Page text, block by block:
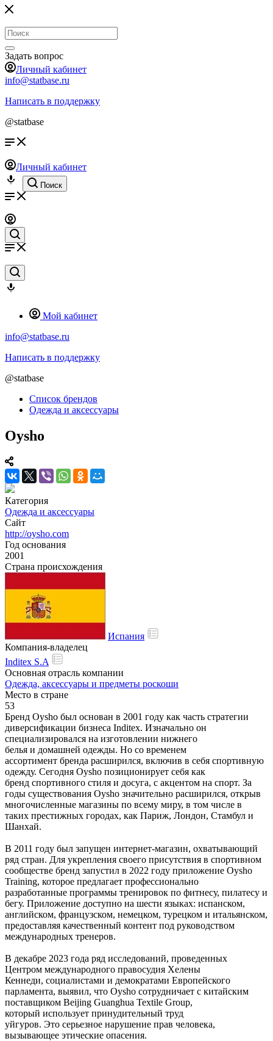
Задать вопрос
Личный кабинет
info@statbase.ru
Написать в поддержку
@statbase
Личный кабинет
Поиск
Мой кабинет
info@statbase.ru
Написать в поддержку
@statbase
Список брендов
Одежда и аксессуары
Oysho
Категория
Одежда и аксессуары
Сайт
http://oysho.com
Год основания
2001
Страна происхождения
Испания
Компания-владелец
Inditex S.A
Основная отрасль компании
Одежда, аксессуары и предметы роскоши
Место в стране
53
Бренд Oysho был основан в 2001 году как часть стратегии
диверсификации бизнеса Inditex. Изначально он
специализировался на изготовлении нижнего
белья и домашней одежды. Но со временем
ассортимент бренда расширился, включив в себя спортивную
одежду. Сегодня Oysho позиционирует себя как
бренд спортивного стиля и досуга, с акцентом на спорт. За
годы существования Oysho значительно расширился, открыв
многочисленные магазины по всему миру, в том числе в
таких престижных городах, как Париж, Лондон, Стамбул и
Шанхай.
В 2011 году был запущен интернет-магазин, охватывающий
ряд стран. Для укрепления своего присутствия в спортивном
сообществе бренд запустил в 2022 году приложение Oysho
Training, которое предлагает профессионально
разработанные программы тренировок по фитнесу, пилатесу и
бегу. Приложение доступно на шести языках: испанском,
английском, французском, немецком, турецком и итальянском,
предоставляя качественный контент под руководством
международных тренеров.
В декабре 2023 года ряд исследований, проведенных
Центром международного правосудия Хелены
Кеннеди, социалистами и демократами Европейского
парламента, выявил, что Oysho сотрудничает с китайским
поставщиком Beijing Guanghua Textile Group,
который использует принудительный труд
уйгуров. Это серьезное нарушение прав человека,
вызывающее этические опасения.